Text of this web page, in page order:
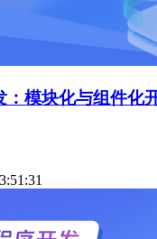
：模块化与组件化